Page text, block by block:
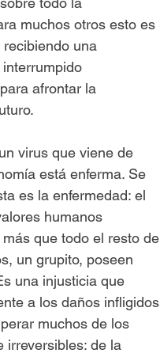
muchos otros esto es
una
afrontar la
virus que viene de
está enferma. Se
es la enfermedad: el
humanos
que todo el resto de
un grupito, poseen
una injusticia que
a los daños infligidos
muchos de los
irreversibles: de la